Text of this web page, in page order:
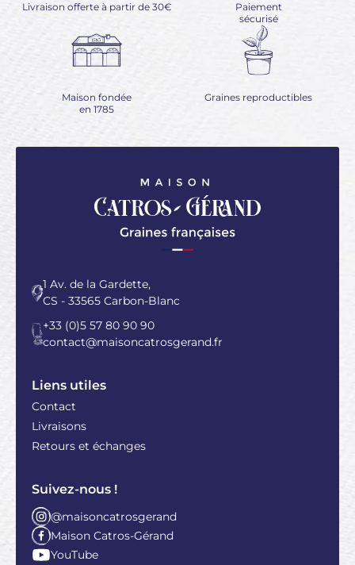
Livraison offerte à partir de 30€
Paiement
sécurisé
Maison fondée
en 1785
Graines reproductibles
1 Av. de la Gardette,
CS - 33565 Carbon-Blanc
+33 (0)5 57 80 90 90
contact@maisoncatrosgerand.fr
Liens utiles
Contact
Livraisons
Retours et échanges
Suivez-nous !
@maisoncatrosgerand
Maison Catros-Gérand
YouTube